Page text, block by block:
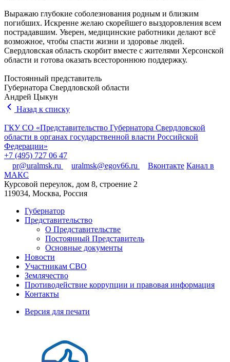
Выражаю глубокие соболезнования родным и близким
погибших. Искренне желаю скорейшего выздоровления всем
пострадавшим. Уверен, медицинские работники делают всё
возможное, чтобы спасти жизни и здоровье людей.
Свердловская область скорбит вместе с жителями Херсонской
области и готова оказать всестороннюю поддержку.
Постоянный представитель
Губернатора Свердловской области
Андрей Цыкун
Назад к списку
ГКУ СО «Представительство Губернатора Свердловской
области в органах государственной власти Российской
Федерации»
+7 (495) 727 06 47
pr@uralmsk.ru
uralmsk@egov66.ru Вконтакте Канал в
МАКС
Курсовой переулок, дом 8, строение 2
119034, Москва, Россия
Губернатор
Представительство
О Представительстве
Постоянный Представитель
Основные документы
Новости
Участникам СВО
Землячество
Противодействие коррупции и правовая информация
Контакты
Версия для печати